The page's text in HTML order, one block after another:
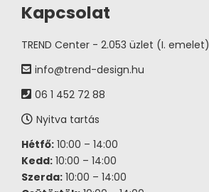
Kapcsolat
TREND Center - 2.053 üzlet (I. emelet)
info@trend-design.hu
06 1 452 72 88
Nyitva tartás
Hétfő: 10:00 – 14:00
Kedd: 10:00 – 14:00
Szerda: 10:00 – 14:00